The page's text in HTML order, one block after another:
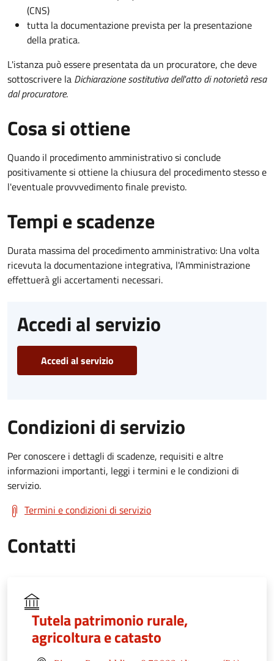
(CNS)
tutta la documentazione prevista per la presentazione
della pratica.
L'istanza può essere presentata da un procuratore, che deve
sottoscrivere la Dichiarazione sostitutiva dell'atto di notorietà resa
dal procuratore.
Cosa si ottiene
Quando il procedimento amministrativo si conclude
positivamente si ottiene la chiusura del procedimento stesso e
l'eventuale provvvedimento finale previsto.
Tempi e scadenze
Durata massima del procedimento amministrativo: Una volta
ricevuta la documentazione integrativa, l'Amministrazione
effettuerà gli accertamenti necessari.
Accedi al servizio
Accedi al servizio
Condizioni di servizio
Per conoscere i dettagli di scadenze, requisiti e altre
informazioni importanti, leggi i termini e le condizioni di
servizio.
Termini e condizioni di servizio
Contatti
Tutela patrimonio rurale,
agricoltura e catasto